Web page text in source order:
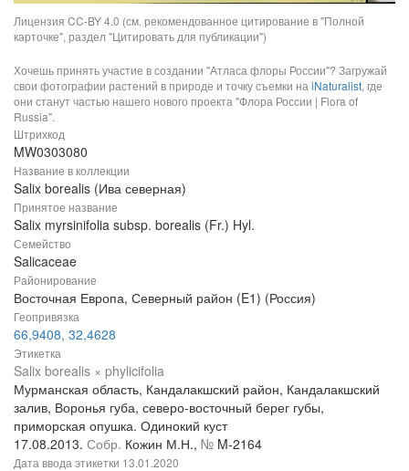
Лицензия CC-BY 4.0 (см. рекомендованное цитирование в "Полной
карточке", раздел "Цитировать для публикации")
Хочешь принять участие в создании "Атласа флоры России"? Загружай
свои фотографии растений в природе и точку съемки на iNaturalist, где
они станут частью нашего нового проекта "Флора России | Flora of
Russia".
Штрихкод
MW0303080
Название в коллекции
Salix borealis (Ива северная)
Принятое название
Salix myrsinifolia subsp. borealis (Fr.) Hyl.
Семейство
Salicaceae
Районирование
Восточная Европа, Северный район (E1) (Россия)
Геопривязка
66,9408, 32,4628
Этикетка
Salix borealis × phylicifolia
Мурманская область, Кандалакшский район, Кандалакшский
залив, Воронья губа, северо-восточный берег губы,
приморская опушка. Одинокий куст
17.08.2013. Собр. Кожин М.Н., № M-2164
Дата ввода этикетки 13.01.2020